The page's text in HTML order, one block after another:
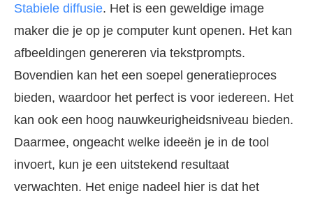
Stabiele diffusie. Het is een geweldige image
maker die je op je computer kunt openen. Het kan
afbeeldingen genereren via tekstprompts.
Bovendien kan het een soepel generatieproces
bieden, waardoor het perfect is voor iedereen. Het
kan ook een hoog nauwkeurigheidsniveau bieden.
Daarmee, ongeacht welke ideeën je in de tool
invoert, kun je een uitstekend resultaat
verwachten. Het enige nadeel hier is dat het